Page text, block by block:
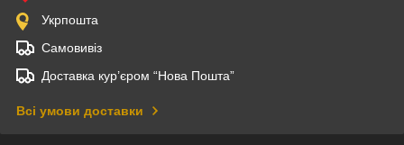
Укрпошта
Самовивіз
Доставка кур’єром “Нова Пошта”
Всі умови доставки